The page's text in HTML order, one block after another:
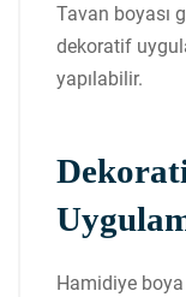
Tavan boyası
dekoratif
yapılabilir.
Hamidiye